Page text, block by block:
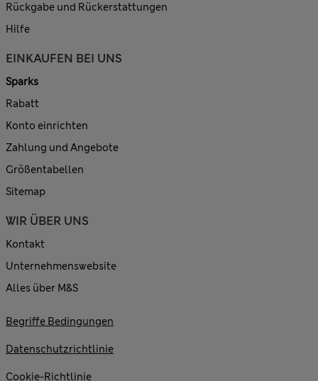
Rückgabe und Rückerstattungen
Hilfe
EINKAUFEN BEI UNS
Sparks
Rabatt
Konto einrichten
Zahlung und Angebote
Größentabellen
Sitemap
WIR ÜBER UNS
Kontakt
Unternehmenswebsite
Alles über M&S
Begriffe Bedingungen
Datenschutzrichtlinie
Cookie-Richtlinie